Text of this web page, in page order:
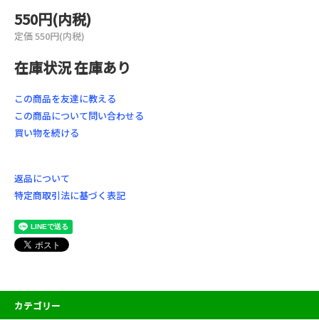
550円(内税)
定価 550円(内税)
在庫状況 在庫あり
この商品を友達に教える
この商品について問い合わせる
買い物を続ける
返品について
特定商取引法に基づく表記
カテゴリー